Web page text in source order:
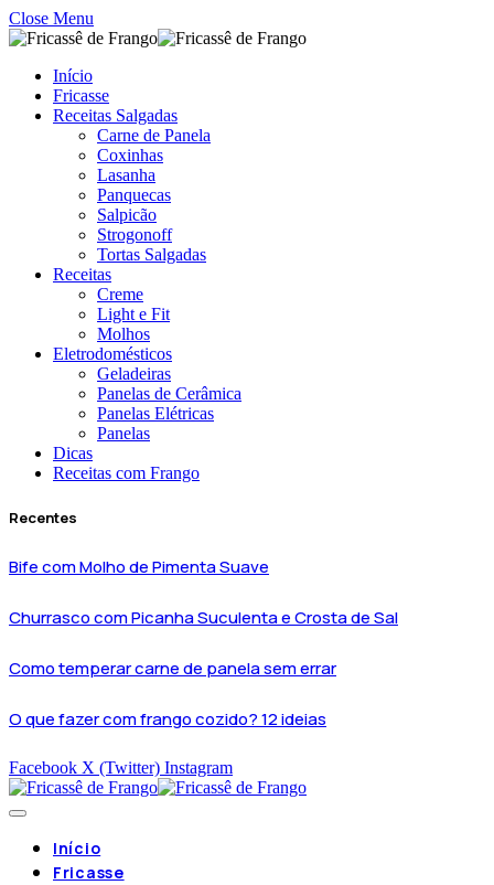
Close Menu
Início
Fricasse
Receitas Salgadas
Carne de Panela
Coxinhas
Lasanha
Panquecas
Salpicão
Strogonoff
Tortas Salgadas
Receitas
Creme
Light e Fit
Molhos
Eletrodomésticos
Geladeiras
Panelas de Cerâmica
Panelas Elétricas
Panelas
Dicas
Receitas com Frango
Recentes
Bife com Molho de Pimenta Suave
Churrasco com Picanha Suculenta e Crosta de Sal
Como temperar carne de panela sem errar
O que fazer com frango cozido? 12 ideias
Facebook X (Twitter) Instagram
Início
Fricasse